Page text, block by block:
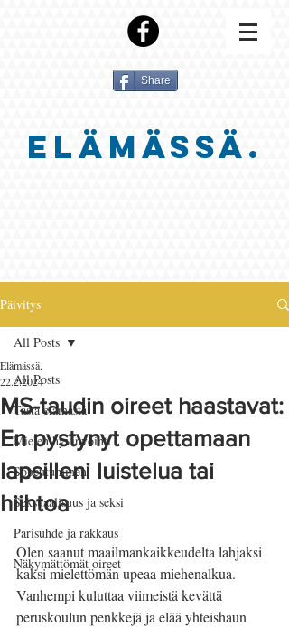
Share
ELÄMÄSSÄ.
Päivitys
All Posts
Tästä elämästä
Mielen hyvinvointi
Sopeutuminen
Seksuaalisuus ja seksi
Parisuhde ja rakkaus
Näkymättömät oireet
All Posts
MS-taudin oireet haastavat:
En pystynyt opettamaan
lapsilleni luistelua tai
hiihtoa
Elämässä.
22.2.2024
Olen saanut maailmankaikkeudelta lahjaksi
kaksi mielettömän upeaa miehenalkua.
Vanhempi kuluttaa viimeistä kevättä
peruskoulun penkkejä ja elää yhteishaun